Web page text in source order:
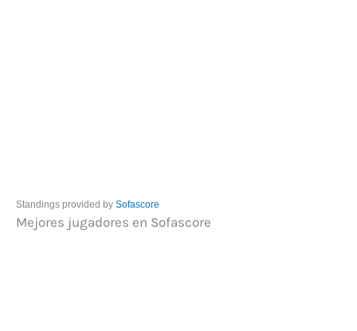
Standings provided by Sofascore
Mejores jugadores en Sofascore